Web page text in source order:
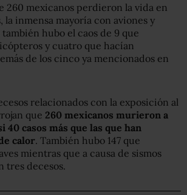
260 mexicanos perdieron la vida en
la inmensa mayoría con aviones y
hubo el caos de 9 que
y cuatro que hacían
de los cinco ya mencionados en
relacionados con la exposición al
que 260 mexicanos murieron a
40 casos más que las que han
calor. También hubo 147 que
mientras que a causa de sismos
tres decesos.